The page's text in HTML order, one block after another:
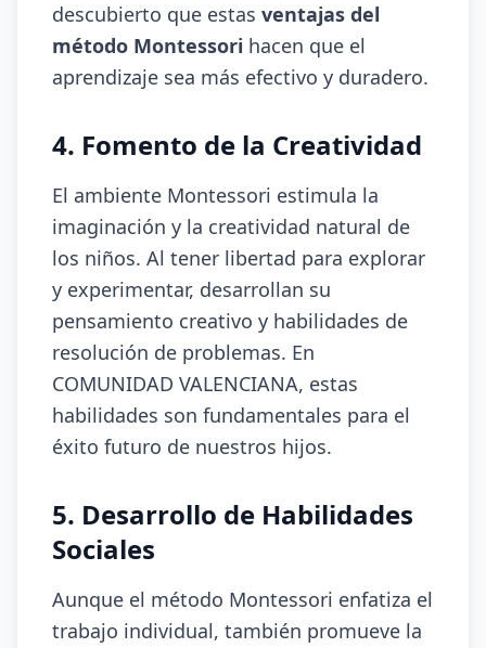
descubierto que estas ventajas del
método Montessori hacen que el
aprendizaje sea más efectivo y duradero.
4. Fomento de la Creatividad
El ambiente Montessori estimula la
imaginación y la creatividad natural de
los niños. Al tener libertad para explorar
y experimentar, desarrollan su
pensamiento creativo y habilidades de
resolución de problemas. En
COMUNIDAD VALENCIANA, estas
habilidades son fundamentales para el
éxito futuro de nuestros hijos.
5. Desarrollo de Habilidades
Sociales
Aunque el método Montessori enfatiza el
trabajo individual, también promueve la